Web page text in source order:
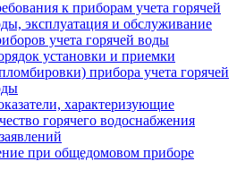
к приборам учета горячей
эксплуатация и обслуживание
учета горячей воды
установки и приемки
прибора учета горячей
характеризующие
горячего водоснабжения
при общедомовом приборе